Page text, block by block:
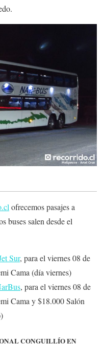
ofrecemos pasajes a
buses salen desde el
Sur, para el viernes 08 de
Cama (día viernes)
, para el viernes 08 de
Cama y $18.000 Salón
CONGUILLÍO EN